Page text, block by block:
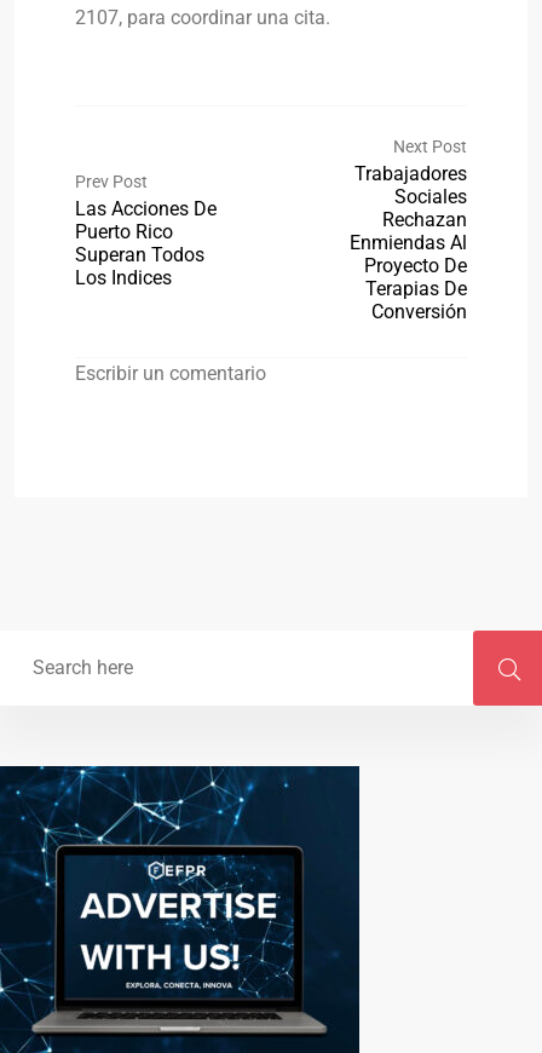
2107, para coordinar una cita.
Prev Post
Las Acciones De
Puerto Rico
Superan Todos
Los Indices
Next Post
Trabajadores
Sociales
Rechazan
Enmiendas Al
Proyecto De
Terapias De
Conversión
Escribir un comentario